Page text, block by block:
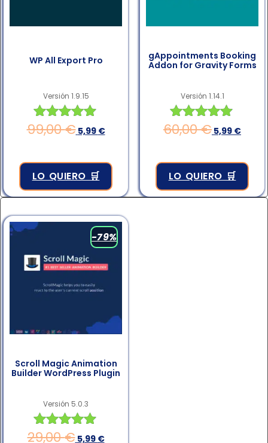
WP All Export Pro
Versión 1.9.15
Valorado en
99,00€ 5,99 €
LO QUIERO 🛒
gAppointments Booking
Addon for Gravity Forms
Versión 1.14.1
Valorado en
60,00€ 5,99 €
LO QUIERO 🛒
-79%
Scroll Magic Animation
Builder WordPress Plugin
Versión 5.0.3
Valorado en
29,00€ 5,99 €